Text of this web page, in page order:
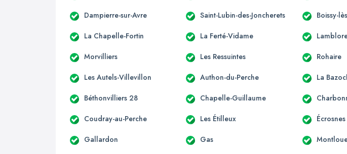
Dampierre-sur-Avre Saint-Lubin-des-Joncherets Boissy-
La Chapelle-Fortin La Ferté-Vidame
Morvilliers Les Ressuintes Rohaire
Les Autels-Villevillon Authon-du-Perche La
Béthonvilliers 28 Chapelle-Guillaume
Coudray-au-Perche Les Étilleux Écrosnes
Gallardon Gas